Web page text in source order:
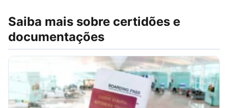
Saiba mais sobre certidões e
documentações